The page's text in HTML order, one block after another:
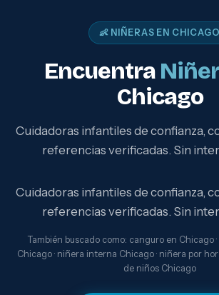
👶 NIÑERAS EN CHICAGO
Encuentra
Chicago
Cuidadoras infantiles de confianza,
referencias verificadas. Sin
Cuidadoras infantiles de confianza,
referencias verificadas. Sin
También buscado como: canguro en Chicago
Chicago · niñera interna Chicago · niñera por
de niños Chicago